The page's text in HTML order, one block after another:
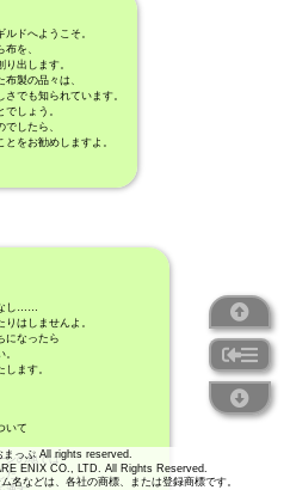
っぷ All rights reserved.
ENIX CO., LTD. All Rights Reserved.
名などは、各社の商標、または登録商標です。
ドへようこそ。
を、
出します。
製の品々は、
でも知られています。
しょう。
したら、
をお勧めしますよ。
なし……
はしませんよ。
になったら
ます。
いて
ンの地では、
た。